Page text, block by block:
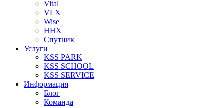
Vital
VLX
Wise
ННХ
Спутник
Услуги
KSS PARK
KSS SCHOOL
KSS SERVICE
Информация
Блог
Команда